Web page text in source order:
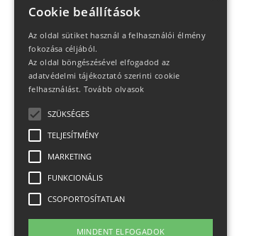
Cookie beállítások
Az oldal sütiket használ a felhasználói élmény
fokozása céljából.
Az oldal böngészésével elfogadod az
adatvédelmi tájékoztató szerinti cookie
felhasználást. Tovább olvasok
SZÜKSÉGES
TELJESÍTMÉNY
MARKETING
FUNKCIONÁLIS
CSOPORTOSÍTATLAN
MINDENT ELFOGADOK